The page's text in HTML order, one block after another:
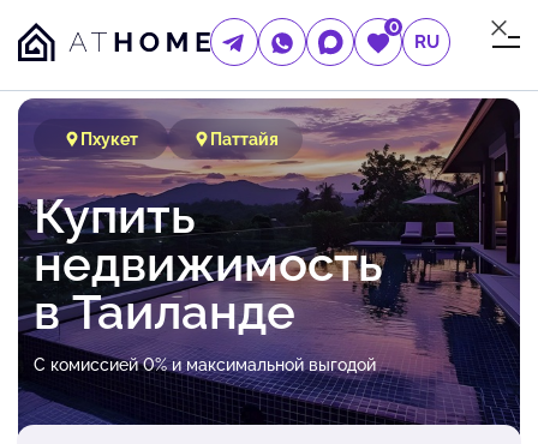
0
RU
Пхукет Паттайя
Купить
недвижимость
в Таиланде
С комиссией 0% и максимальной выгодой